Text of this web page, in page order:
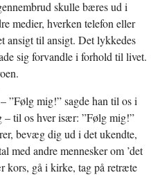
skulle bæres ud i
medier, hverken telefon eller
ansigt til ansigt. Det lykkedes
sig forvandle i forhold til livet.
– ”Følg mig!” sagde han til os i
– til os hver især: ”Følg mig!”
bevæg dig ud i det ukendte,
med andre mennesker om ’det
kors, gå i kirke, tag på retræte